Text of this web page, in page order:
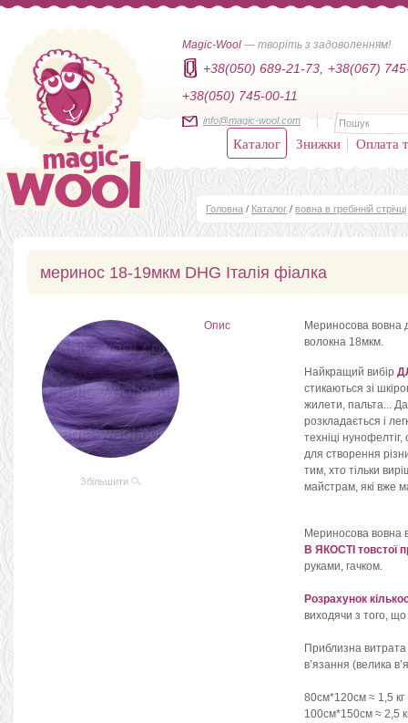
Magic-Wool — творіть з задоволенням!
+38(050) 689-21-73,
+38(067)
+38(050) 745-00-11
info@magic-wool.com
Каталог Знижки Оплата
Головна / Каталог / вовна в гребінній стрічці
меринос 18-19мкм DHG Італія фіалка
Збільшити
Опис
Мериносова вовна
волокна 18мкм.
Найкращий вибір
стикаються зі
жилети, пальта...
розкладається і
техніці
для створення
тим, хто тільки
майстрам, які вже
Мериносова вовна
В ЯКОСТІ товстої
руками, гачком.
Розрахунок
виходячи з того,
Приблизна
в’язання (велика
80см*120см ≈ 1,5 кг
100см*150см ≈ 2,5